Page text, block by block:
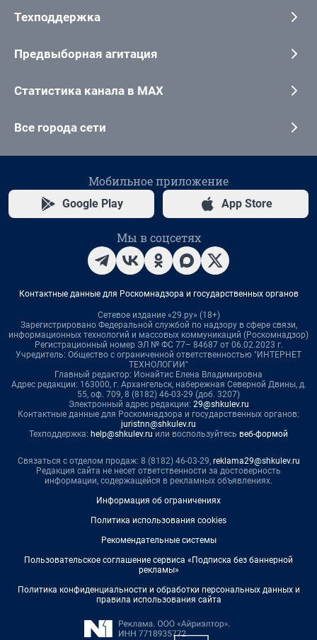
Техподдержка
Предвыборная агитация
Статистика канала в MAX
Все города сети
Мобильное приложение
Google Play App Store
Мы в соцсетях
Контактные данные для Роскомнадзора и государственных органов
Сетевое издание «29.ру» (18+)
Зарегистрировано Федеральной службой по надзору в сфере связи,
информационных технологий и массовых коммуникаций (Роскомнадзор)
Регистрационный номер ЭЛ № ФС 77– 84687 от 06.02.2023 г.
Учредитель: Общество с ограниченной ответственностью "ИНТЕРНЕТ
ТЕХНОЛОГИИ"
Главный редактор: Ионайтис Елена Владимировна
Адрес редакции: 163000, г. Архангельск, набережная Северной Двины, д.
55, оф. 709, 8 (8182) 46-03-29 (доб. 3207)
Электронный адрес редакции: 29@shkulev.ru
Контактные данные для Роскомнадзора и государственных органов:
juristnn@shkulev.ru
Техподдержка: help@shkulev.ru или воспользуйтесь веб-формой
Связаться с отделом продаж: 8 (8182) 46-03-29, reklama29@shkulev.ru
Редакция сайта не несет ответственности за достоверность
информации, содержащейся в рекламных объявлениях.
Информация об ограничениях
Политика использования cookies
Рекомендательные системы
Пользовательское соглашение сервиса «Подписка без баннерной
рекламы»
Политика конфиденциальности и обработки персональных данных и
правила использования сайта